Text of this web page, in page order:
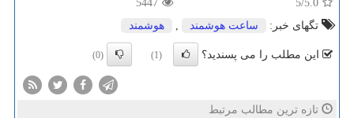
5.0
/5
5447
تگهای خبر:
ساعت هوشمند , هوشمند
این مطلب را می پسندید؟ (1)
(0)
تازه ترین مطالب مرتبط